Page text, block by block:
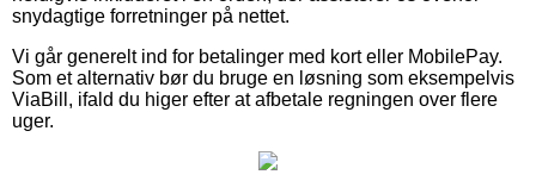
snydagtige forretninger på nettet.
Vi går generelt ind for betalinger med kort eller MobilePay.
Som et alternativ bør du bruge en løsning som eksempelvis
ViaBill, ifald du higer efter at afbetale regningen over flere
uger.